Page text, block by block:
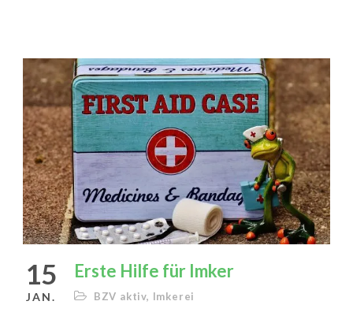
15
JAN.
Erste Hilfe für Imker
BZV aktiv, Imkerei